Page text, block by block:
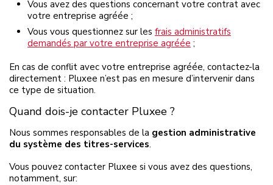
Vous avez des questions concernant votre contrat avec
votre entreprise agréée ;
Vous vous questionnez sur les frais administratifs
demandés par votre entreprise agréée ;
En cas de conflit avec votre entreprise agréée, contactez-la
directement : Pluxee n’est pas en mesure d’intervenir dans
ce type de situation.
Quand dois-je contacter Pluxee ?
Nous sommes responsables de la gestion administrative
du système des titres-services.
Vous pouvez contacter Pluxee si vous avez des questions,
notamment, sur: